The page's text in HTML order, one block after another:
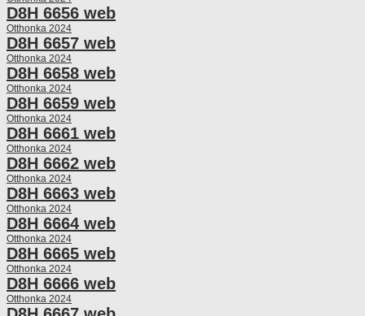
D8H 6656 web
Otthonka 2024
D8H 6657 web
Otthonka 2024
D8H 6658 web
Otthonka 2024
D8H 6659 web
Otthonka 2024
D8H 6661 web
Otthonka 2024
D8H 6662 web
Otthonka 2024
D8H 6663 web
Otthonka 2024
D8H 6664 web
Otthonka 2024
D8H 6665 web
Otthonka 2024
D8H 6666 web
Otthonka 2024